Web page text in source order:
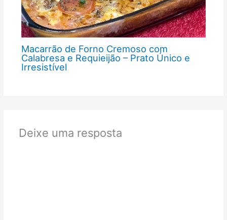
Macarrão de Forno Cremoso com
Calabresa e Requieijão – Prato Único e
Irresistível
Deixe uma resposta